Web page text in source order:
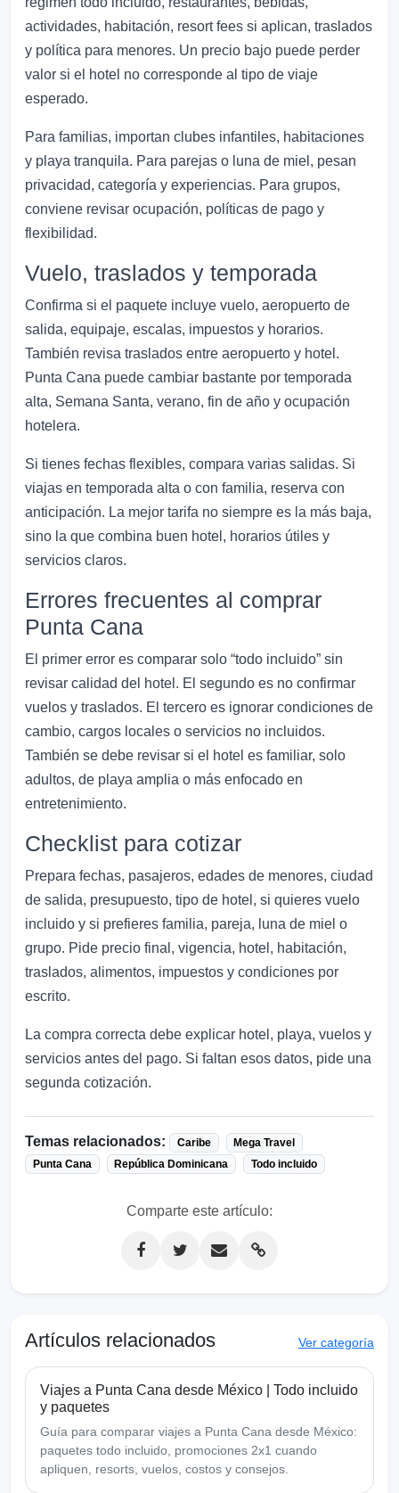
actividades, habitación, resort fees si aplican, traslados
y política para menores. Un precio bajo puede perder
valor si el hotel no corresponde al tipo de viaje
esperado.
Para familias, importan clubes infantiles, habitaciones
y playa tranquila. Para parejas o luna de miel, pesan
privacidad, categoría y experiencias. Para grupos,
conviene revisar ocupación, políticas de pago y
flexibilidad.
Vuelo, traslados y temporada
Confirma si el paquete incluye vuelo, aeropuerto de
salida, equipaje, escalas, impuestos y horarios.
También revisa traslados entre aeropuerto y hotel.
Punta Cana puede cambiar bastante por temporada
alta, Semana Santa, verano, fin de año y ocupación
hotelera.
Si tienes fechas flexibles, compara varias salidas. Si
viajas en temporada alta o con familia, reserva con
anticipación. La mejor tarifa no siempre es la más baja,
sino la que combina buen hotel, horarios útiles y
servicios claros.
Errores frecuentes al comprar
Punta Cana
El primer error es comparar solo “todo incluido” sin
revisar calidad del hotel. El segundo es no confirmar
vuelos y traslados. El tercero es ignorar condiciones de
cambio, cargos locales o servicios no incluidos.
También se debe revisar si el hotel es familiar, solo
adultos, de playa amplia o más enfocado en
entretenimiento.
Checklist para cotizar
Prepara fechas, pasajeros, edades de menores, ciudad
de salida, presupuesto, tipo de hotel, si quieres vuelo
incluido y si prefieres familia, pareja, luna de miel o
grupo. Pide precio final, vigencia, hotel, habitación,
traslados, alimentos, impuestos y condiciones por
escrito.
La compra correcta debe explicar hotel, playa, vuelos y
servicios antes del pago. Si faltan esos datos, pide una
segunda cotización.
Temas relacionados: Caribe
Mega Travel
Punta Cana
República Dominicana Todo incluido
Comparte este artículo:
Artículos relacionados Ver categoría
Viajes a Punta Cana desde México | Todo incluido
y paquetes
Guía para comparar viajes a Punta Cana desde México:
paquetes todo incluido, promociones 2x1 cuando
apliquen, resorts, vuelos, costos y consejos.